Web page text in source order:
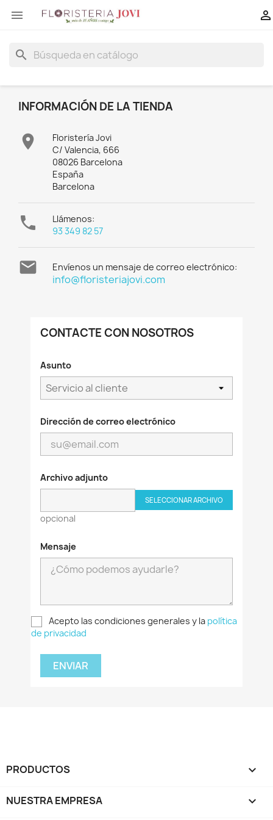
 
search
INFORMACIÓN DE LA TIENDA

Floristería Jovi
C/ Valencia, 666
08026 Barcelona
España
Barcelona

Llámenos:
93 349 82 57
 Envíenos un mensaje de correo electrónico:
info@floristeriajovi.com
CONTACTE CON NOSOTROS
Asunto
Dirección de correo electrónico
Archivo adjunto
SELECCIONAR ARCHIVO
opcional
Mensaje
Acepto las condiciones generales y la política
de privacidad
PRODUCTOS 
NUESTRA EMPRESA 